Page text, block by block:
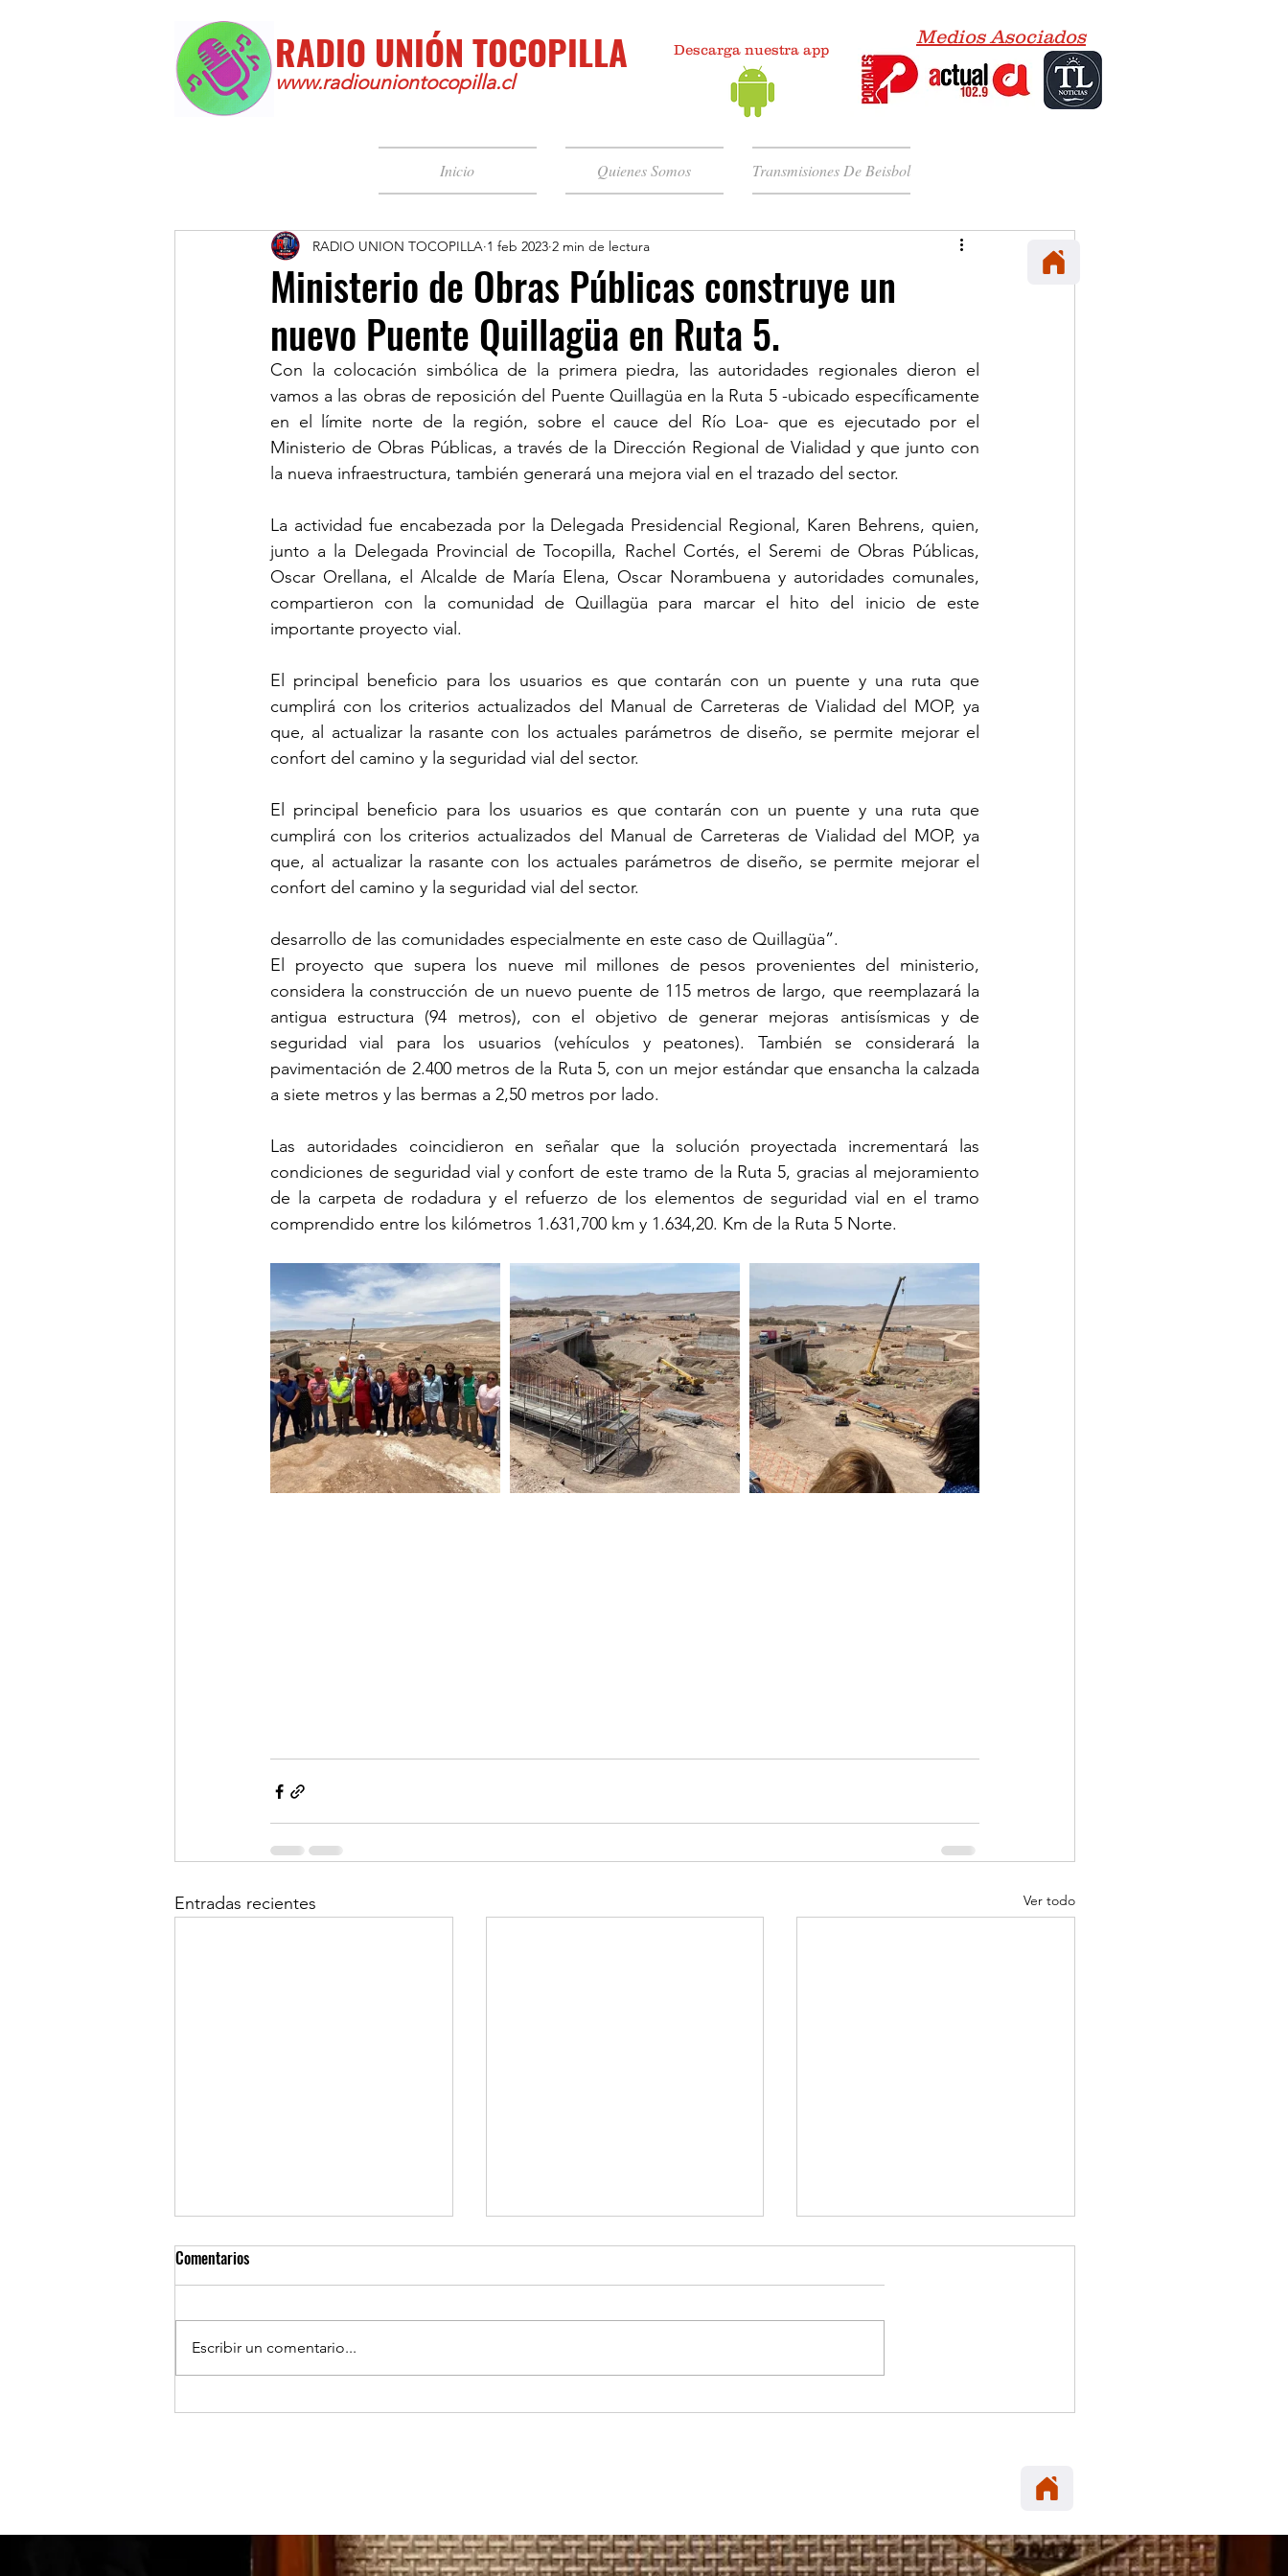
RADIO UNIÓN TOCOPILLA
www.radiouniontocopilla.cl
Descarga nuestra app
Medios Asociados
Inicio Quienes Somos Transmisiones De Beisbol
Ministerio de Obras Públicas construye un
nuevo Puente Quillagüa en Ruta 5.
RADIO UNION TOCOPILLA 1 feb 2023 2 min de lectura
Con la colocación simbólica de la primera piedra, las autoridades regionales dieron el
vamos a las obras de reposición del Puente Quillagüa en la Ruta 5 -ubicado específicamente
en el límite norte de la región, sobre el cauce del Río Loa- que es ejecutado por el
Ministerio de Obras Públicas, a través de la Dirección Regional de Vialidad y que junto con
la nueva infraestructura, también generará una mejora vial en el trazado del sector.
La actividad fue encabezada por la Delegada Presidencial Regional, Karen Behrens, quien,
junto a la Delegada Provincial de Tocopilla, Rachel Cortés, el Seremi de Obras Públicas,
Oscar Orellana, el Alcalde de María Elena, Oscar Norambuena y autoridades comunales,
compartieron con la comunidad de Quillagüa para marcar el hito del inicio de este
importante proyecto vial.
El principal beneficio para los usuarios es que contarán con un puente y una ruta que
cumplirá con los criterios actualizados del Manual de Carreteras de Vialidad del MOP, ya
que, al actualizar la rasante con los actuales parámetros de diseño, se permite mejorar el
confort del camino y la seguridad vial del sector.
El principal beneficio para los usuarios es que contarán con un puente y una ruta que
cumplirá con los criterios actualizados del Manual de Carreteras de Vialidad del MOP, ya
que, al actualizar la rasante con los actuales parámetros de diseño, se permite mejorar el
confort del camino y la seguridad vial del sector.
desarrollo de las comunidades especialmente en este caso de Quillagüa”.
El proyecto que supera los nueve mil millones de pesos provenientes del ministerio,
considera la construcción de un nuevo puente de 115 metros de largo, que reemplazará la
antigua estructura (94 metros), con el objetivo de generar mejoras antisísmicas y de
seguridad vial para los usuarios (vehículos y peatones). También se considerará la
pavimentación de 2.400 metros de la Ruta 5, con un mejor estándar que ensancha la calzada
a siete metros y las bermas a 2,50 metros por lado.
Las autoridades coincidieron en señalar que la solución proyectada incrementará las
condiciones de seguridad vial y confort de este tramo de la Ruta 5, gracias al mejoramiento
de la carpeta de rodadura y el refuerzo de los elementos de seguridad vial en el tramo
comprendido entre los kilómetros 1.631,700 km y 1.634,20. Km de la Ruta 5 Norte.
Entradas recientes Ver todo
TOCOPILLA: Huanillo sur ilumina
REGIONAL: Servicios médicos de
MARÍA ELENA: Carabineros
Comentarios
Escribir un comentario...